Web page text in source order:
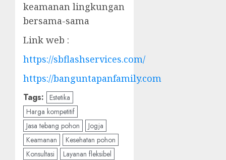
keamanan lingkungan
bersama-sama
Link web :
https://sbflashservices.com/
https://banguntapanfamily.com
Tags: Estetika
Harga kompetitif
Jasa tebang pohon
Jogja
Keamanan
Kesehatan pohon
Konsultasi
Layanan fleksibel